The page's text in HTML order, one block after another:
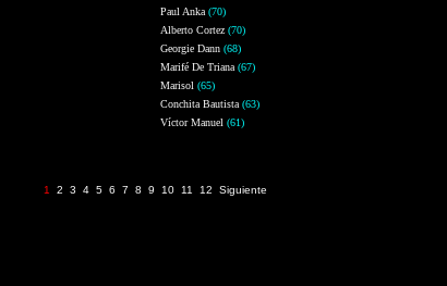
Paul Anka (70)
Alberto Cortez (70)
Georgie Dann (68)
Marifé De Triana (67)
Marisol (65)
Conchita Bautista (63)
Víctor Manuel (61)
1 2 3 4 5 6 7 8 9 10 11 12 Siguiente